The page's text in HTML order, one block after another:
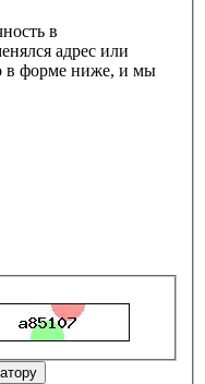
в
адрес или
в форме ниже, и мы